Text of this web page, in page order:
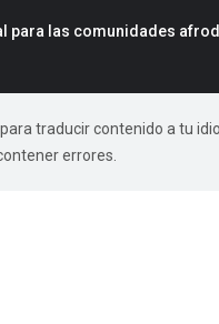
para las comunidades
traducir contenido a tu
errores.